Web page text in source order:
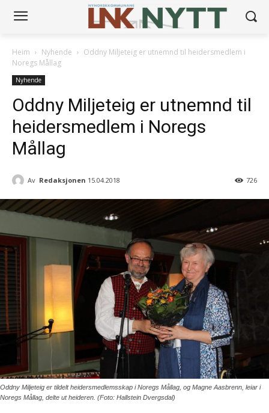
Heim Nyhende
Oddny Miljeteig er utnemnd til heidersmedlem i
Noregs Mållag
Nyhende
Oddny Miljeteig er utnemnd til
heidersmedlem i Noregs
Mållag
Av Redaksjonen 15.04.2018 726
Oddny Miljeteig er tildelt heidersmedlemsskap i Noregs Mållag, og Magne Aasbrenn, leiar i
Noregs Mållag, delte ut heideren. (Foto: Hallstein Dvergsdal)